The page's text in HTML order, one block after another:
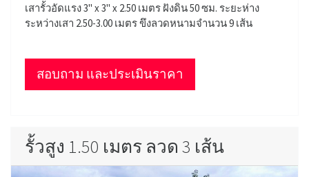
เสารั้วอัดแรง 3" x 3" x 2.50 เมตร ฝังดิน 50 ซม. ระยะห่าง
ระหว่างเสา 2.50-3.00 เมตร ขึงลวดหนามจำนวน 9 เส้น
สอบถาม และประเมินราคา
รั้วสูง 1.50 เมตร ลวด 3 เส้น